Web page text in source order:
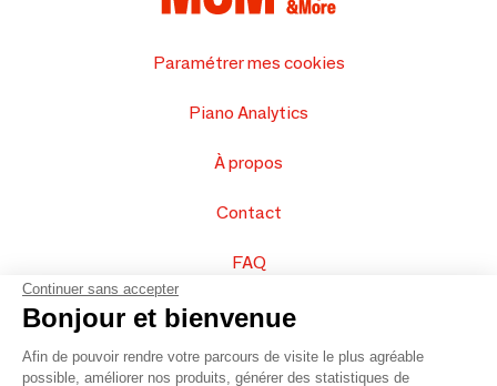
Paramétrer mes cookies
Piano Analytics
À propos
Contact
FAQ
Vendez vos produits
Plan du site
Continuer sans accepter
Bonjour et bienvenue
Afin de pouvoir rendre votre parcours de visite le plus agréable
possible, améliorer nos produits, générer des statistiques de